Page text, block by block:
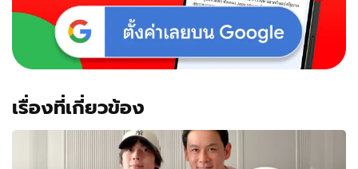
เรื่องที่เกี่ยวข้อง